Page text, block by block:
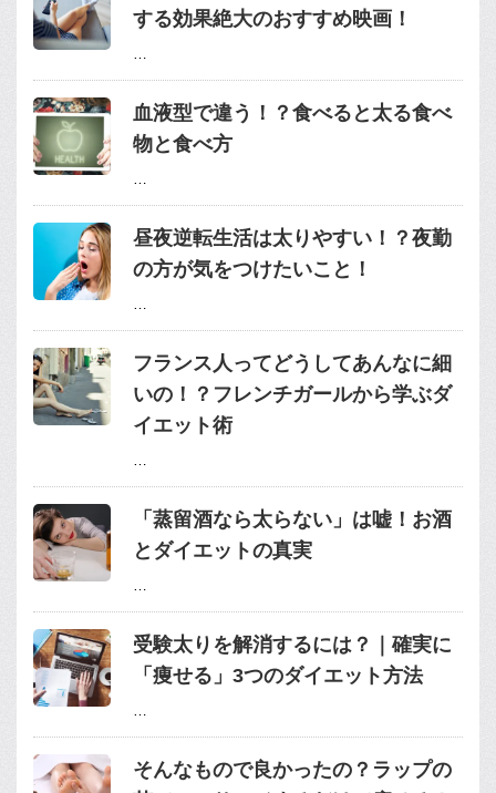
する効果絶大のおすすめ映画！
…
血液型で違う！？食べると太る食べ
物と食べ方
…
昼夜逆転生活は太りやすい！？夜勤
の方が気をつけたいこと！
…
フランス人ってどうしてあんなに細
いの！？フレンチガールから学ぶダ
イエット術
…
「蒸留酒なら太らない」は嘘！お酒
とダイエットの真実
…
受験太りを解消するには？｜確実に
「痩せる」3つのダイエット方法
…
そんなもので良かったの？ラップの